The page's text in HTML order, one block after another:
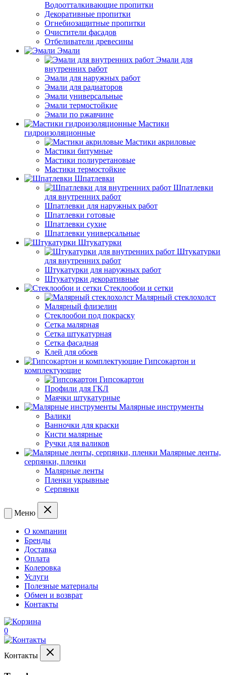
Водоотталкивающие пропитки
Декоративные пропитки
Огнебиозащитные пропитки
Очистители фасадов
Отбеливатели древесины
Эмали
Эмали для
внутренних работ
Эмали для наружных работ
Эмали для радиаторов
Эмали универсальные
Эмали термостойкие
Эмали по ржавчине
Мастики
гидроизоляционные
Мастики акриловые
Мастики битумные
Мастики полиуретановые
Мастики термостойкие
Шпатлевки
Шпатлевки
для внутренних работ
Шпатлевки для наружных работ
Шпатлевки готовые
Шпатлевки сухие
Шпатлевки универсальные
Штукатурки
Штукатурки
для внутренних работ
Штукатурки для наружных работ
Штукатурки декоративные
Стеклообои и сетки
Малярный стеклохолст
Малярный флизелин
Стеклообои под покраску
Сетка малярная
Сетка штукатурная
Сетка фасадная
Клей для обоев
Гипсокартон и
комплектующие
Гипсокартон
Профили для ГКЛ
Маячки штукатурные
Малярные инструменты
Валики
Ванночки для краски
Кисти малярные
Ручки для валиков
Малярные ленты,
серпянки, пленки
Малярные ленты
Пленки укрывные
Серпянки
Меню
О компании
Бренды
Доставка
Оплата
Колеровка
Услуги
Полезные материалы
Обмен и возврат
Контакты
0
Контакты